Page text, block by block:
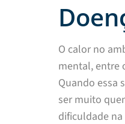
O calor no
mental, entre
Quando essa
ser muito
dificuldade